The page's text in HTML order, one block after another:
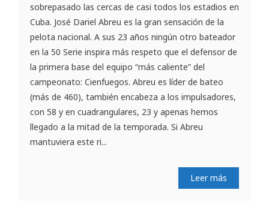
sobrepasado las cercas de casi todos los estadios en
Cuba. José Dariel Abreu es la gran sensación de la
pelota nacional. A sus 23 años ningún otro bateador
en la 50 Serie inspira más respeto que el defensor de
la primera base del equipo “más caliente” del
campeonato: Cienfuegos. Abreu es líder de bateo
(más de 460), también encabeza a los impulsadores,
con 58 y en cuadrangulares, 23 y apenas hemos
llegado a la mitad de la temporada. Si Abreu
mantuviera este ri...
Leer más